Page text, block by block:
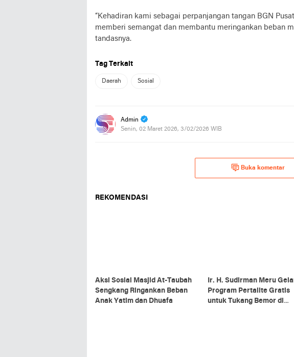
“Kehadiran kami sebagai perpanjangan tangan BGN
memberi semangat dan membantu meringankan beban
tandasnya.
Tag Terkait
Daerah Sosial
Admin
Senin, 02 Maret 2026, 3/02/2026 WIB
Buka komentar
REKOMENDASI
Aksi Sosial Masjid At-Taubah
Sengkang Ringankan Beban
Anak Yatim dan Dhuafa
Ir. H. Sudirman Meru
Program Pertalite Gratis
untuk Tukang Bemor di